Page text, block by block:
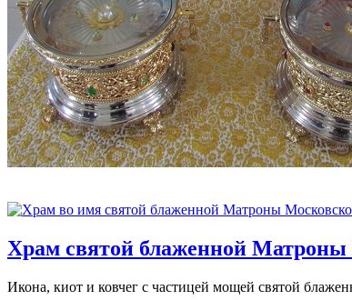
Храм святой блаженной Матроны
Икона, киот и ковчег с частицей мощей святой